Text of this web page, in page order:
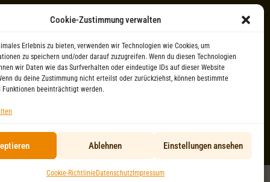
Cookie-Zustimmung verwalten
Erlebnis zu bieten, verwenden wir Technologien wie Cookies, um
zu speichern und/oder darauf zuzugreifen. Wenn du diesen Technologien
wir Daten wie das Surfverhalten oder eindeutige IDs auf dieser Website
du deine Zustimmung nicht erteilst oder zurückziehst, können bestimmte
Funktionen beeinträchtigt werden.
Ablehnen Einstellungen ansehen
Cookie-RichtlinieDatenschutzImpressum